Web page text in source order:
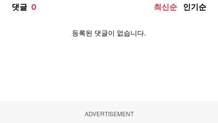
ADVERTISEMENT